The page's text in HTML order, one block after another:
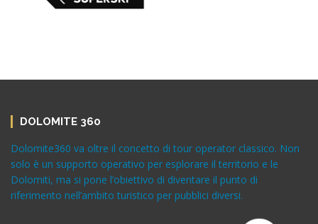
DOLOMITE 360
Dolomite360 va oltre il concetto di tour operator classico. Non
solo è un supporto operativo per esplorare il territorio e le
Dolomiti, ma si pone l’obiettivo di diventare il punto di
riferimento nell’ambito turistico per pubblici diversi.